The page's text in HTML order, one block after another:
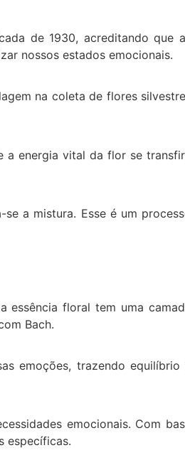
de 1930, acreditando que
nossos estados emocionais.
na coleta de flores
a energia vital da flor se
a mistura. Esse é um
essência floral tem uma
Bach.
emoções, trazendo equilíbrio
emocionais. Com
específicas.